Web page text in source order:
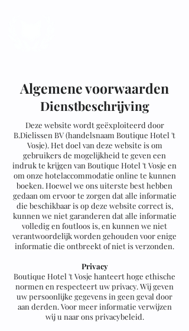
Algemene voorwaarden
Dienstbeschrijving
Deze website wordt geëxploiteerd door
B.Dielissen BV (handelsnaam Boutique Hotel 't
Vosje). Het doel van deze website is om
gebruikers de mogelijkheid te geven een
indruk te krijgen van Boutique Hotel 't Vosje en
om onze hotelaccommodatie online te kunnen
boeken. Hoewel we ons uiterste best hebben
gedaan om ervoor te zorgen dat alle informatie
die beschikbaar is op deze website correct is,
kunnen we niet garanderen dat alle informatie
volledig en foutloos is, en kunnen we niet
verantwoordelijk worden gehouden voor enige
informatie die ontbreekt of niet is verzonden.
Privacy
Boutique Hotel 't Vosje hanteert hoge ethische
normen en respecteert uw privacy. Wij geven
uw persoonlijke gegevens in geen geval door
aan derden. Voor meer informatie verwijzen
wij u naar ons privacybeleid.